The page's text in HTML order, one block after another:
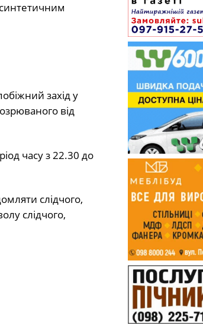
захід у
від
часу з 22.30 до
слідчого,
слідчого,